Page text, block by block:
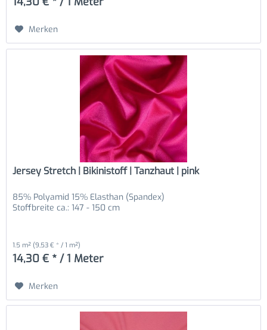
Merken
Jersey Stretch | Bikinistoff | Tanzhaut | pink
85% Polyamid 15% Elasthan (Spandex)
Stoffbreite ca.: 147 - 150 cm
1.5 m² (9,53 € * / 1 m²)
14,30 € * / 1 Meter
Merken